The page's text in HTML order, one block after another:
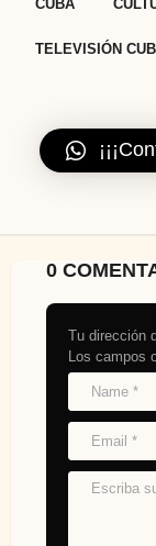
CUBA
TELEVISIÓN
0
Tu dirección
Los campos